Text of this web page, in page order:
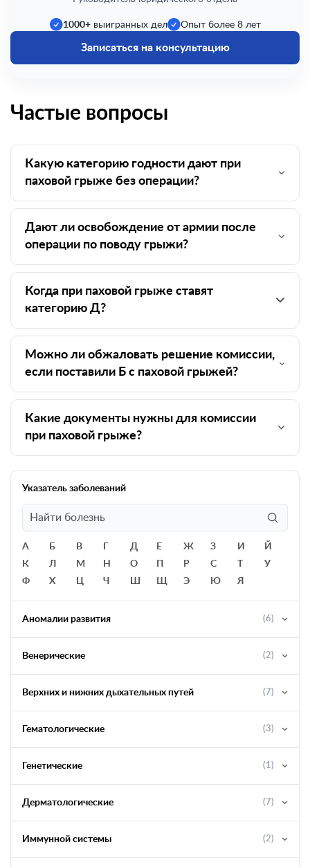
1000+выигранных дел Опыт более 8 лет
Записаться на консультацию
Частые вопросы
Какую категорию годности дают при
паховой грыже без операции?
Дают ли освобождение от армии после
операции по поводу грыжи?
Когда при паховой грыже ставят
категорию Д?
Можно ли обжаловать решение комиссии,
если поставили Б с паховой грыжей?
Какие документы нужны для комиссии
при паховой грыже?
Указатель заболеваний
А Б В Д Е Ж З И
Й
К
Л М Н О Р С
У
Ф
Х Ц Ч Ш Щ Э Ю Я
Аномалии развития (6)
Венерические (2)
Верхних и нижних дыхательных путей (7)
Гематологические (3)
Генетические (1)
Дерматологические (7)
Иммунной системы (2)